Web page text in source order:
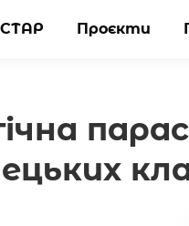
Проєкти
Проєкти